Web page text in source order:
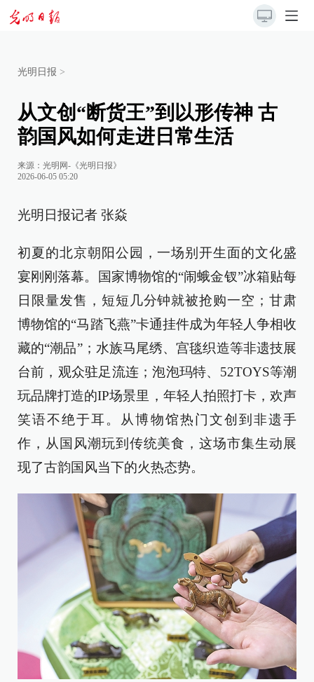
光明日报 >
从文创“断货王”到以形传神 古
韵国风如何走进日常生活
来源： 光明网-《光明日报》
2026-06-05 05:20
光明日报记者 张焱
初夏的北京朝阳公园，一场别开生面的文化盛
宴刚刚落幕。国家博物馆的“闹蛾金钗”冰箱贴每
日限量发售，短短几分钟就被抢购一空；甘肃
博物馆的“马踏飞燕”卡通挂件成为年轻人争相收
藏的“潮品”；水族马尾绣、宫毯织造等非遗技展
台前，观众驻足流连；泡泡玛特、52TOYS等潮
玩品牌打造的IP场景里，年轻人拍照打卡，欢声
笑语不绝于耳。从博物馆热门文创到非遗手
作，从国风潮玩到传统美食，这场市集生动展
现了古韵国风当下的火热态势。